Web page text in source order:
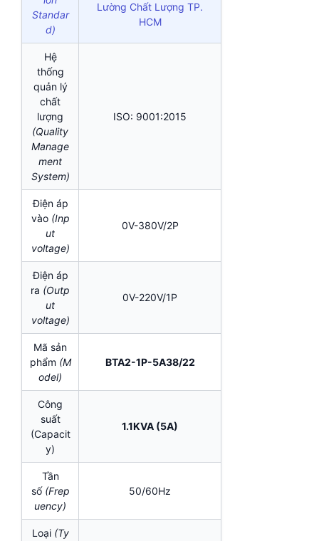
Standar
d)
Lường Chất Lượng TP.
HCM
Hệ
thống
quản lý
chất
lượng
(Quality
Manage
ment
System)
ISO: 9001:2015
Điện áp
vào (Inp
ut
voltage)
0V-380V/2P
Điện áp
ra (Outp
ut
voltage)
0V-220V/1P
Mã sản
phẩm (M
odel)
BTA2-1P-5A38/22
Công
suất
(Capacit
y)
1.1KVA (5A)
Tần
số (Frep
uency)
50/60Hz
Loại (Ty